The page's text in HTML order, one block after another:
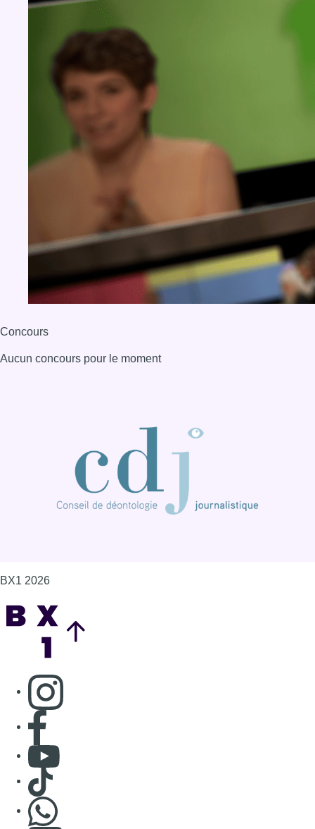
Concours
Aucun concours pour le moment
BX1 2026
Consulter page Instagram
Consulter page Facebook
Consulter Youtube
Consulter TikTok